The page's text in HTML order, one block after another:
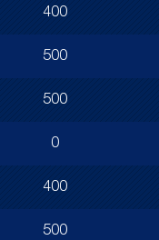
400
500
500
0
400
500